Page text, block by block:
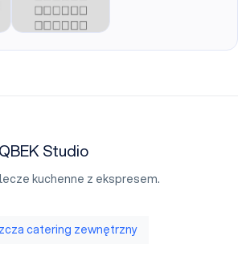
Plan sali teatr
Studio
kuchenne z ekspresem.
catering zewnętrzny